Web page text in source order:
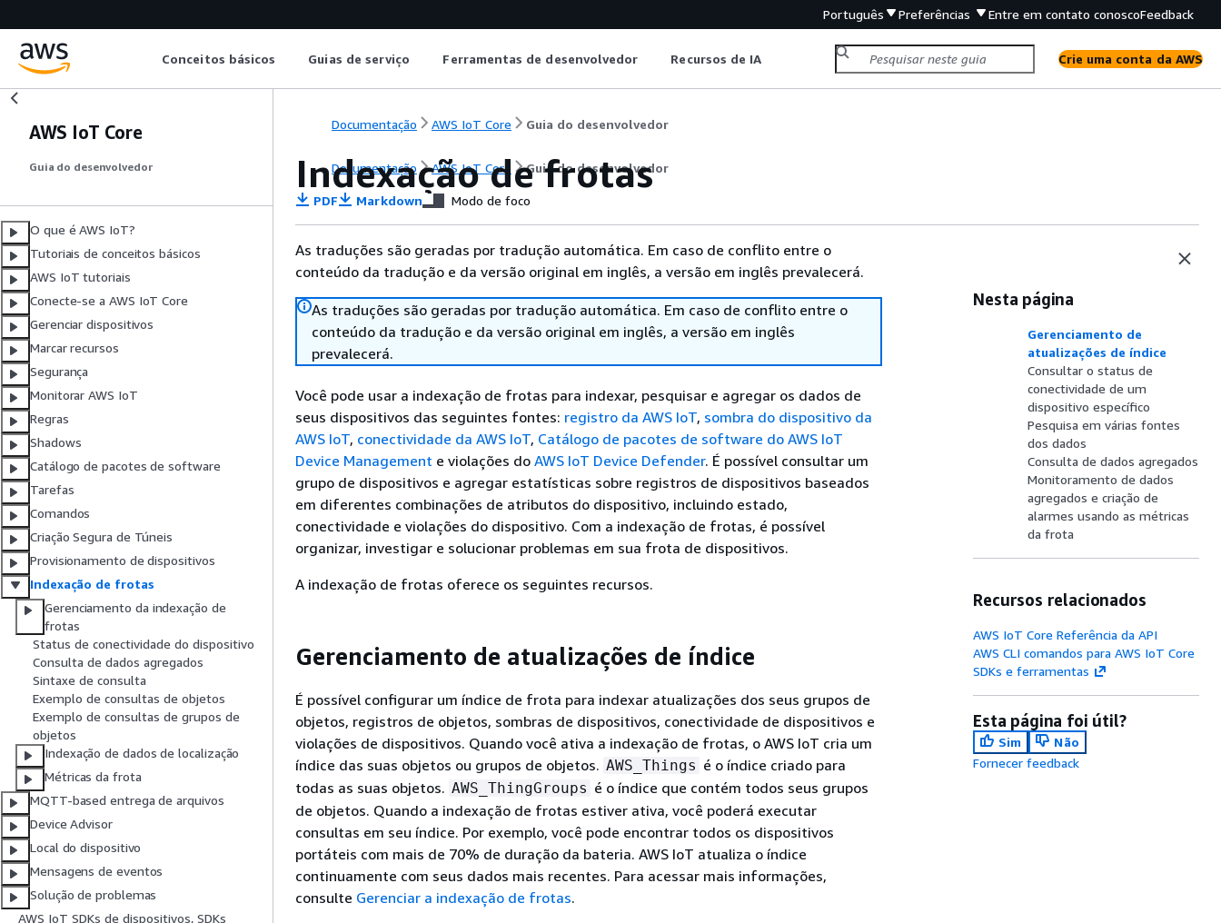
Português Preferências Entre em contato conoscoFeedback
Conceitos básicos Guias de serviço Ferramentas de desenvolvedor Recursos de IA Crie uma conta da AWS
AWS IoT Core
Guia do desenvolvedor
O que é AWS IoT?
Tutoriais de conceitos básicos
AWS IoT tutoriais
Conecte-se a AWS IoT Core
Gerenciar dispositivos
Marcar recursos
Segurança
Monitorar AWS IoT
Regras
Shadows
Catálogo de pacotes de software
Tarefas
Comandos
Criação Segura de Túneis
Provisionamento de dispositivos
Indexação de frotas
Gerenciamento da indexação de
frotas
Status de conectividade do dispositivo
Consulta de dados agregados
Sintaxe de consulta
Exemplo de consultas de objetos
Exemplo de consultas de grupos de
objetos
Indexação de dados de localização
Métricas da frota
MQTT-based entrega de arquivos
Device Advisor
Local do dispositivo
Mensagens de eventos
Solução de problemas
AWS IoT SDKs de dispositivos, SDKs
Documentação AWS IoT Core Guia do desenvolvedor
Documentação AWS IoT Core Guia do desenvolvedor
Indexação de frotas
PDF Markdown Modo de foco
As traduções são geradas por tradução automática. Em caso de conflito entre o
conteúdo da tradução e da versão original em inglês, a versão em inglês prevalecerá.
As traduções são geradas por tradução automática. Em caso de conflito entre o
conteúdo da tradução e da versão original em inglês, a versão em inglês
prevalecerá.
Você pode usar a indexação de frotas para indexar, pesquisar e agregar os dados de
seus dispositivos das seguintes fontes: registro da AWS IoT, sombra do dispositivo da
AWS IoT, conectividade da AWS IoT, Catálogo de pacotes de software do AWS IoT
Device Management e violações do AWS IoT Device Defender. É possível consultar um
grupo de dispositivos e agregar estatísticas sobre registros de dispositivos baseados
em diferentes combinações de atributos do dispositivo, incluindo estado,
conectividade e violações do dispositivo. Com a indexação de frotas, é possível
organizar, investigar e solucionar problemas em sua frota de dispositivos.
A indexação de frotas oferece os seguintes recursos.
Gerenciamento de atualizações de índice
É possível configurar um índice de frota para indexar atualizações dos seus grupos de
objetos, registros de objetos, sombras de dispositivos, conectividade de dispositivos e
violações de dispositivos. Quando você ativa a indexação de frotas, o AWS IoT cria um
índice das suas objetos ou grupos de objetos. AWS_Things é o índice criado para
todas as suas objetos. AWS_ThingGroups é o índice que contém todos seus grupos
de objetos. Quando a indexação de frotas estiver ativa, você poderá executar
consultas em seu índice. Por exemplo, você pode encontrar todos os dispositivos
portáteis com mais de 70% de duração da bateria. AWS IoT atualiza o índice
continuamente com seus dados mais recentes. Para acessar mais informações,
consulte Gerenciar a indexação de frotas.
Nesta página
Gerenciamento de
atualizações de índice
Consultar o status de
conectividade de um
dispositivo específico
Pesquisa em várias fontes
dos dados
Consulta de dados agregados
Monitoramento de dados
agregados e criação de
alarmes usando as métricas
da frota
Recursos relacionados
AWS IoT Core Referência da API
AWS CLI comandos para AWS IoT Core
SDKs e ferramentas
Esta página foi útil?
Sim
Não
Fornecer feedback